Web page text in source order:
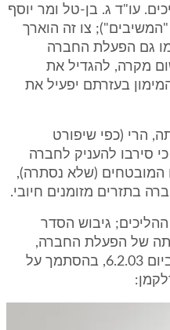
צו הקפאת הליכים. עו"ד ג. בן-טל ומר יוסף
צו זה הוארך
גם הפעלת החברה
מקרה, להגדיל את
בעזרתם יפעיל את
הרי (כפי שיפורט
סירבו להעניק לחברה
המובטחים (שלא נסתרה),
בתזרים מזומנים חיובי.
ההליכים; גיבוש הסדר
של הפעלת החברה,
ועמה התנגדות מחודשת של הנושים המובטחים להקפאה. ביום 6.2.03, בהסתמך על